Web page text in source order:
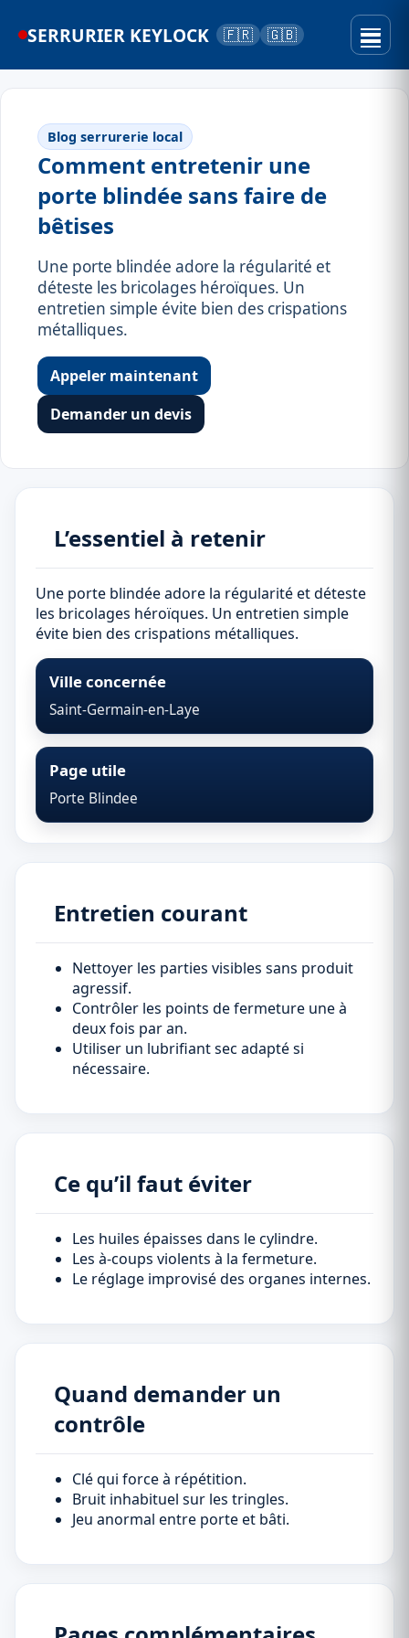
SERRURIER KEYLOCK 🇫🇷 🇬🇧
Blog serrurerie local
Comment entretenir une
porte blindée sans faire de
bêtises
Une porte blindée adore la régularité et
déteste les bricolages héroïques. Un
entretien simple évite bien des crispations
métalliques.
Appeler maintenant
Demander un devis
L’essentiel à retenir
Une porte blindée adore la régularité et déteste
les bricolages héroïques. Un entretien simple
évite bien des crispations métalliques.
Ville concernée
Saint-Germain-en-Laye
Page utile
Porte Blindee
Entretien courant
Nettoyer les parties visibles sans produit
agressif.
Contrôler les points de fermeture une à
deux fois par an.
Utiliser un lubrifiant sec adapté si
nécessaire.
Ce qu’il faut éviter
Les huiles épaisses dans le cylindre.
Les à-coups violents à la fermeture.
Le réglage improvisé des organes internes.
Quand demander un
contrôle
Clé qui force à répétition.
Bruit inhabituel sur les tringles.
Jeu anormal entre porte et bâti.